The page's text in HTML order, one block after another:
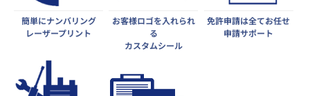
簡単にナンバリング
レーザープリント
お客様ロゴを入れられ
る
カスタムシール
免許申請は全てお任せ
申請サポート